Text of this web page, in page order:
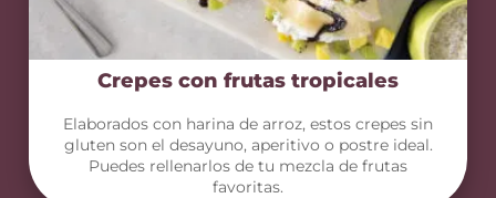
Crepes con frutas tropicales
Elaborados con harina de arroz, estos crepes sin
gluten son el desayuno, aperitivo o postre ideal.
Puedes rellenarlos de tu mezcla de frutas
favoritas.